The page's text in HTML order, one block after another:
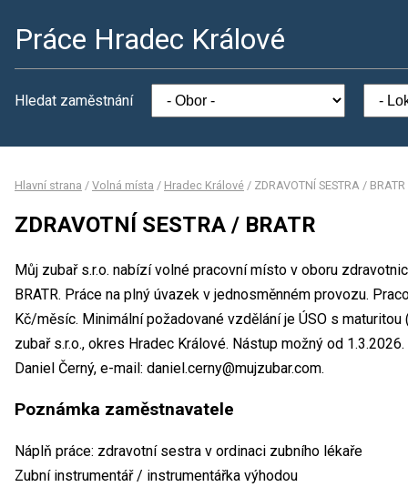
Práce Hradec Králové
Hledat zaměstnání
Hlavní strana / Volná místa / Hradec Králové / ZDRAVOTNÍ SESTRA / BRATR
ZDRAVOTNÍ SESTRA / BRATR
Můj zubař s.r.o. nabízí volné pracovní místo v oboru
BRATR. Práce na plný úvazek v jednosměnném provozu.
Kč/měsíc. Minimální požadované vzdělání je ÚSO s
zubař s.r.o., okres Hradec Králové. Nástup možný od
Daniel Černý, e-mail: daniel.cerny@mujzubar.com.
Poznámka zaměstnavatele
Náplň práce: zdravotní sestra v ordinaci zubního lékaře
Zubní instrumentář / instrumentářka výhodou